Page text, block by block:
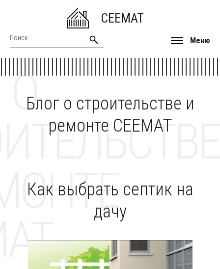
CEEMAT
Меню
Блог о строительстве и
ремонте CEEMAT
О
Как выбрать септик на
дачу